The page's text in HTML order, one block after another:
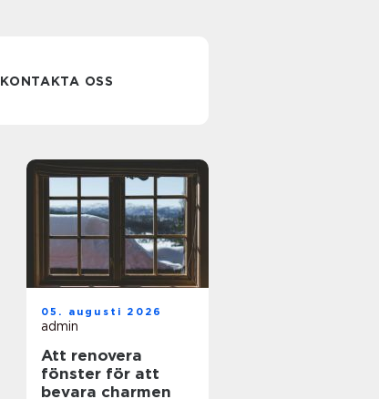
KONTAKTA OSS
05. augusti 2026
admin
Att renovera
fönster för att
bevara charmen